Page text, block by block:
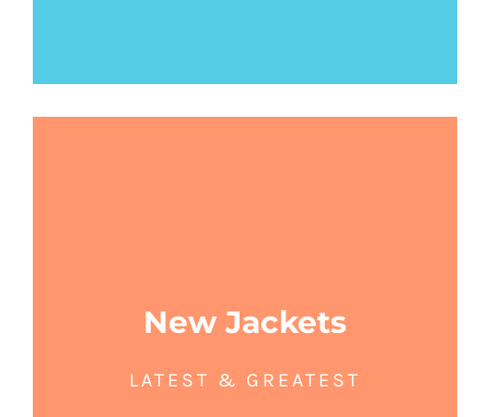
New Jackets
LATEST & GREATEST